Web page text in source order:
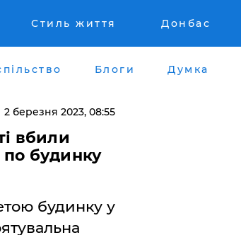
Стиль життя Донбас
Блоги Думка
2 березня 2023, 08:55
вбили
будинку
будинку у